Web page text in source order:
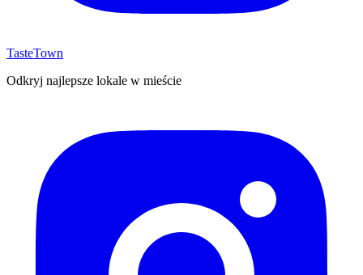
TasteTown
Odkryj najlepsze lokale w mieście